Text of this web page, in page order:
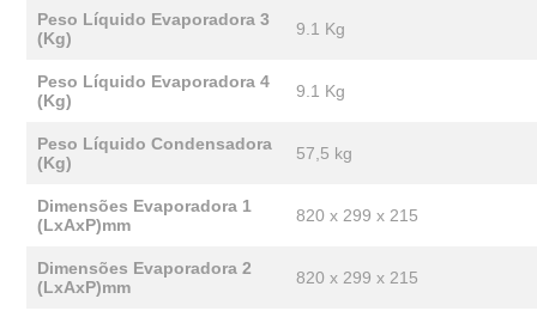
Peso Líquido Evaporadora 3
(Kg)
9.1 Kg
Peso Líquido Evaporadora 4
(Kg)
9.1 Kg
Peso Líquido Condensadora
(Kg)
57,5 kg
Dimensões Evaporadora 1
(LxAxP)mm
820 x 299 x 215
Dimensões Evaporadora 2
(LxAxP)mm
820 x 299 x 215